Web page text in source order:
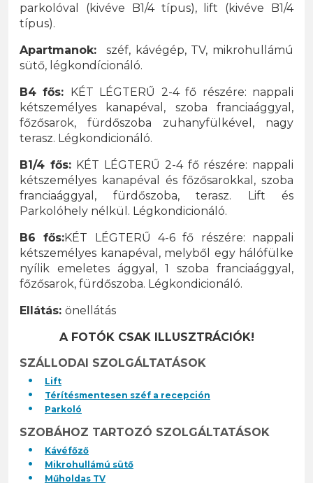
parkolóval (kivéve B1/4 típus), lift (kivéve B1/4
típus).
Apartmanok:
széf, kávégép, TV, mikrohullámú
sütő, légkondícionáló.
B4 fős: KÉT LÉGTERŰ 2-4 fő részére: nappali
kétszemélyes kanapéval, szoba franciaággyal,
főzősarok, fürdőszoba zuhanyfülkével, nagy
terasz. Légkondicionáló.
B1/4 fős: KÉT LÉGTERŰ 2-4 fő részére: nappali
kétszemélyes kanapéval és főzősarokkal, szoba
franciaággyal, fürdőszoba, terasz. Lift és
Parkolóhely nélkül. Légkondicionáló.
B6 fős:KÉT LÉGTERŰ 4-6 fő részére: nappali
kétszemélyes kanapéval, melyből egy hálófülke
nyílik emeletes ággyal, 1 szoba franciaággyal,
főzősarok, fürdőszoba. Légkondicionáló.
Ellátás: önellátás
A FOTÓK CSAK ILLUSZTRÁCIÓK!
SZÁLLODAI SZOLGÁLTATÁSOK
Lift
Térítésmentesen széf a recepción
Parkoló
SZOBÁHOZ TARTOZÓ SZOLGÁLTATÁSOK
Kávéfőző
Mikrohullámú sütő
Műholdas TV